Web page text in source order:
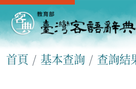
首頁 基本查詢 查詢結